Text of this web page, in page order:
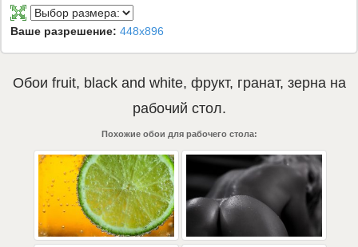
Ваше разрешение: 448x896
Обои fruit, black and white, фрукт, гранат, зерна на
рабочий стол.
Похожие обои для рабочего стола: